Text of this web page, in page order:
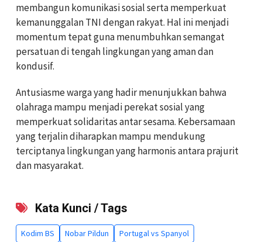
membangun komunikasi sosial serta memperkuat
kemanunggalan TNI dengan rakyat. Hal ini menjadi
momentum tepat guna menumbuhkan semangat
persatuan di tengah lingkungan yang aman dan
kondusif.
Antusiasme warga yang hadir menunjukkan bahwa
olahraga mampu menjadi perekat sosial yang
memperkuat solidaritas antar sesama. Kebersamaan
yang terjalin diharapkan mampu mendukung
terciptanya lingkungan yang harmonis antara prajurit
dan masyarakat.
Kata Kunci / Tags
Kodim BS Nobar Pildun Portugal vs Spanyol